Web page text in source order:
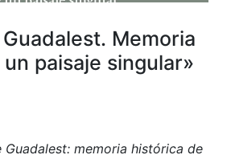
Memoria
paisaje singular»
Guadalest: memoria histórica de